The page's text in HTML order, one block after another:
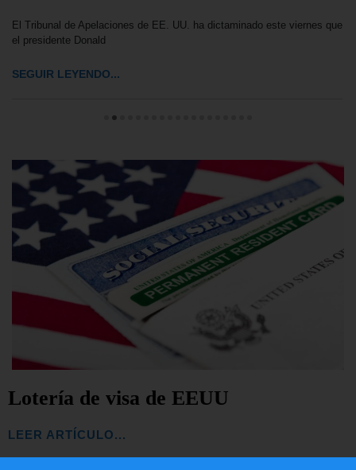
El Tribunal de Apelaciones de EE. UU. ha dictaminado este viernes que
el presidente Donald
SEGUIR LEYENDO...
Lotería de visa de EEUU
LEER ARTÍCULO...